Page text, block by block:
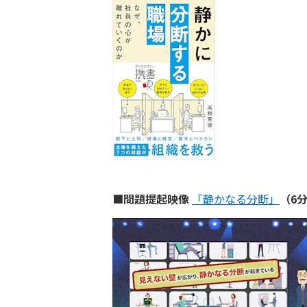
■問題提起映像 「静かなる分断」 （6